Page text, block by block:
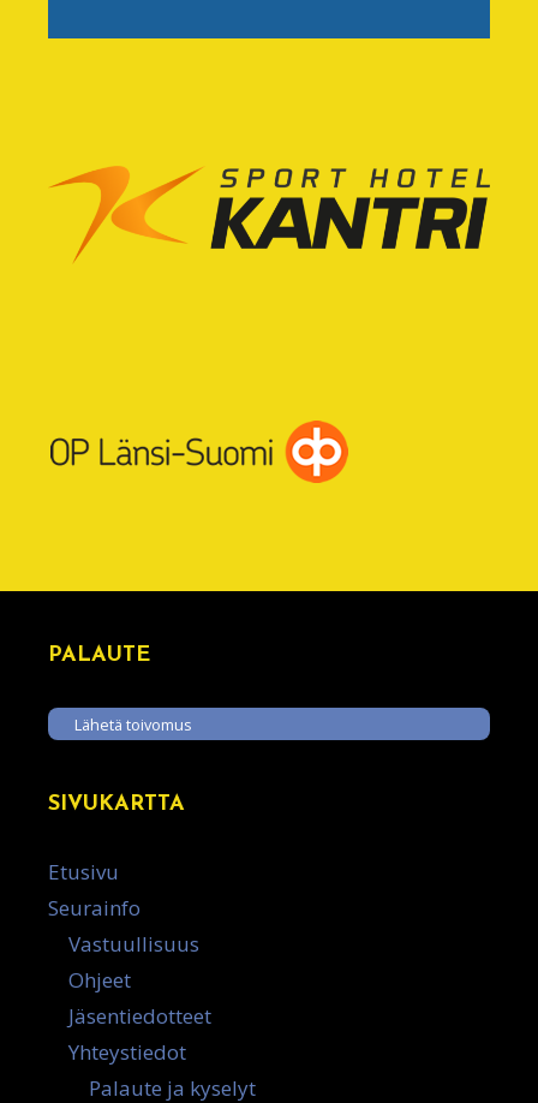
PALAUTE
Lähetä toivomus
SIVUKARTTA
Etusivu
Seurainfo
Vastuullisuus
Ohjeet
Jäsentiedotteet
Yhteystiedot
Palaute ja kyselyt